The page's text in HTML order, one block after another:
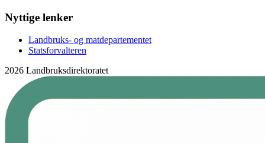
Nyttige lenker
Landbruks- og matdepartementet
Statsforvalteren
2026 Landbruksdirektoratet